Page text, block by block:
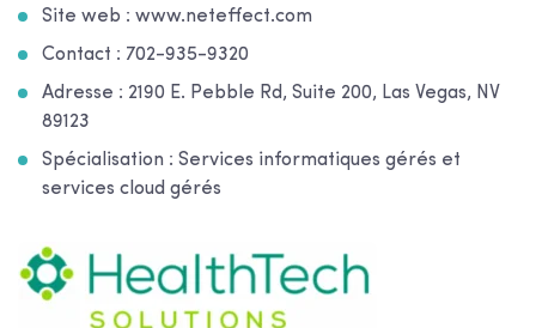
Site web : www.neteffect.com
Contact : 702-935-9320
Adresse : 2190 E. Pebble Rd, Suite 200, Las Vegas, NV
89123
Spécialisation : Services informatiques gérés et
services cloud gérés